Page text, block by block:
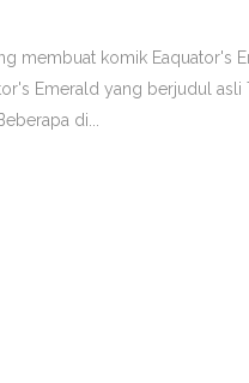
membuat komik Eaquator's
Emerald yang berjudul
di...